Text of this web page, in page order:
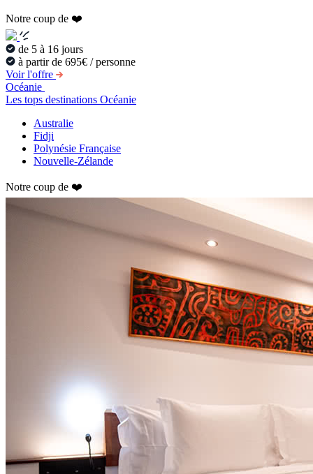
Notre coup de ❤️
de 5 à 16 jours
à partir de 695€ / personne
Voir l'offre
Océanie
Les tops destinations Océanie
Australie
Fidji
Polynésie Française
Nouvelle-Zélande
Notre coup de ❤️